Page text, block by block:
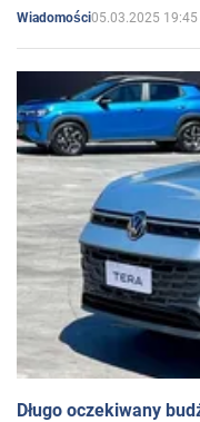
Wiadomości05.03.2025 19:45
Długo oczekiwany